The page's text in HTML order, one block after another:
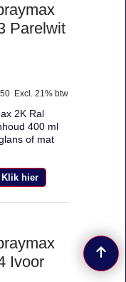
Parelwit
Excl. 21% btw
2K Ral
400 ml
of mat
Klik hier
Ivoor